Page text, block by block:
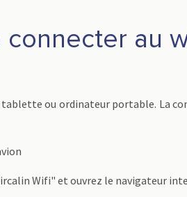
connecter au
ou ordinateur portable. La
Wifi" et ouvrez le navigateur